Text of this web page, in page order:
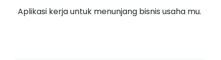
Aplikasi kerja untuk menunjang bisnis usaha mu.